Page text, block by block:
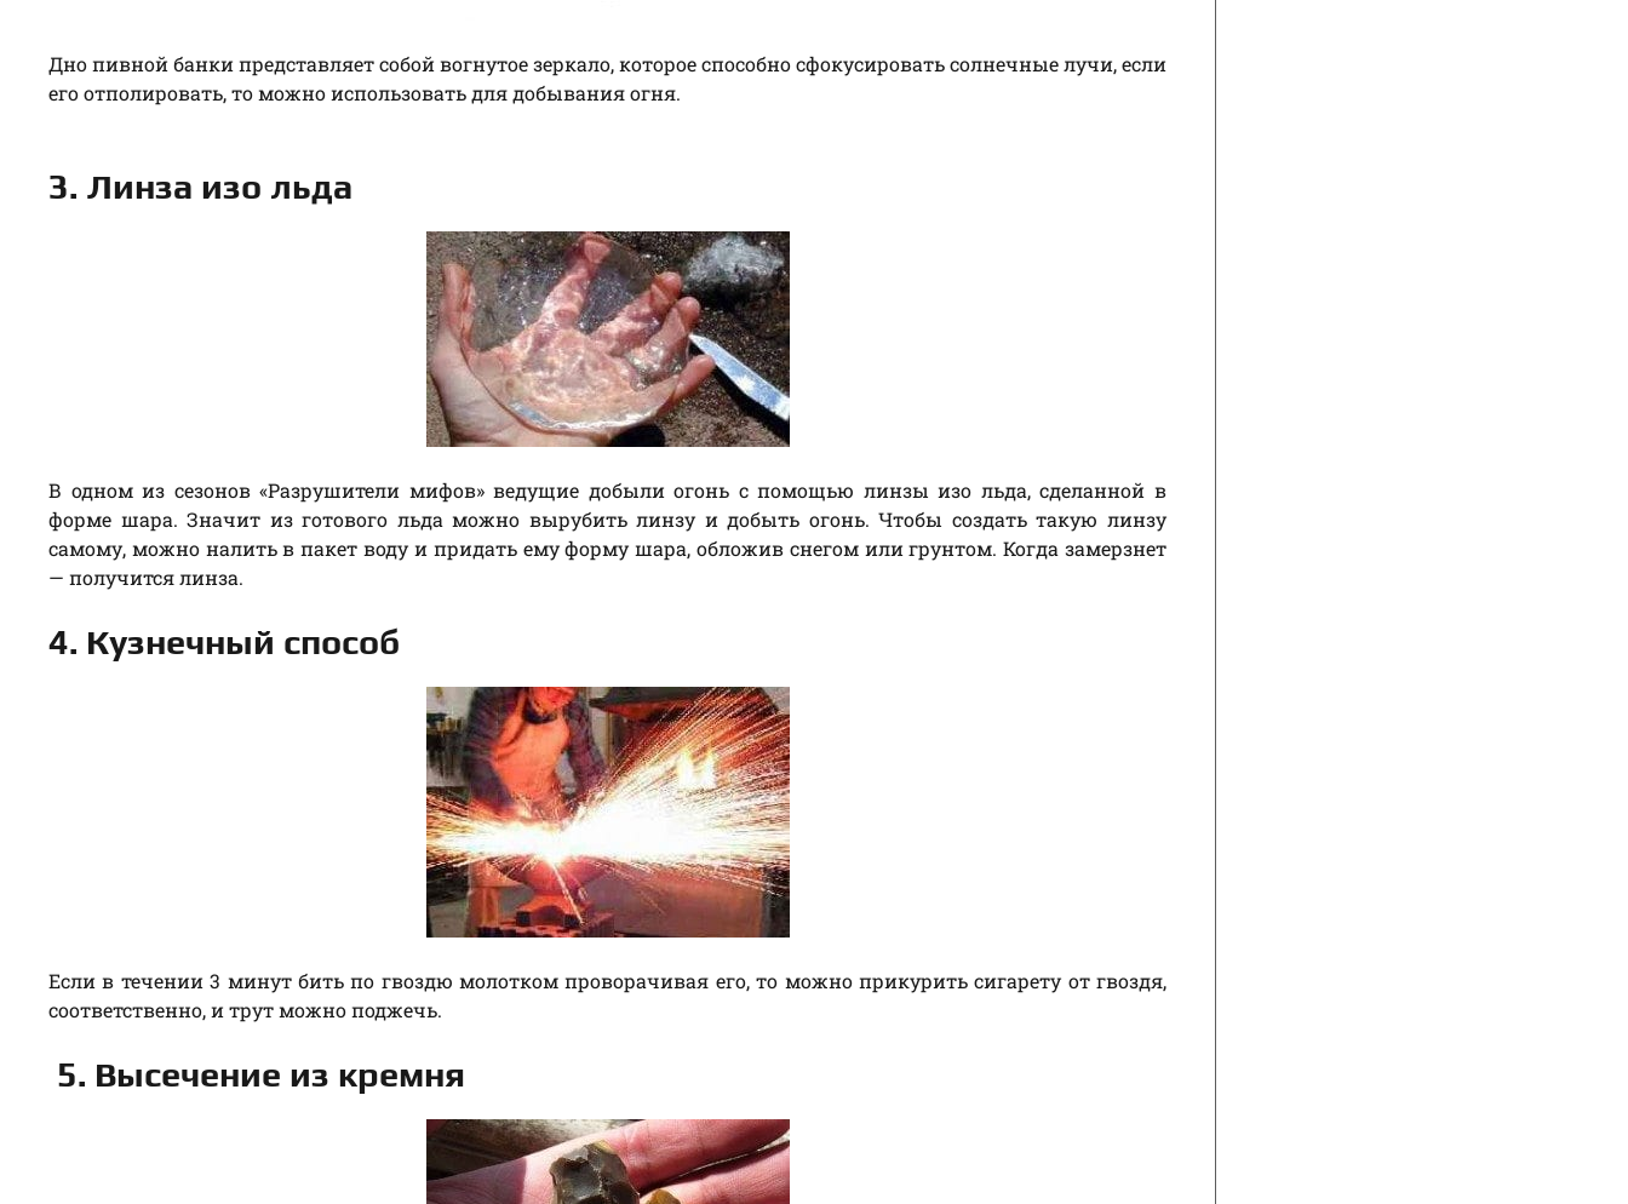
Дно пивной банки представляет собой вогнутое зеркало, которое способно сфокусировать солнечные лучи, если
его отполировать, то можно использовать для добывания огня.
3. Линза изо льда
В одном из сезонов «Разрушители мифов» ведущие добыли огонь с помощью линзы изо льда, сделанной в
форме шара. Значит из готового льда можно вырубить линзу и добыть огонь. Чтобы создать такую линзу
самому, можно налить в пакет воду и придать ему форму шара, обложив снегом или грунтом. Когда замерзнет
— получится линза.
4. Кузнечный способ
Если в течении 3 минут бить по гвоздю молотком проворачивая его, то можно прикурить сигарету от гвоздя,
соответственно, и трут можно поджечь.
5. Высечение из кремня